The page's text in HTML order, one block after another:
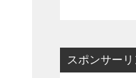
スポンサーリ